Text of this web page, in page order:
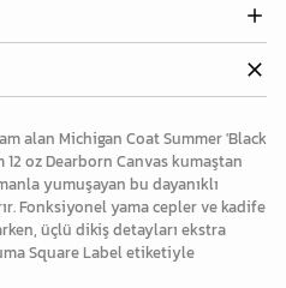
alan Michigan Coat Summer 'Black
12 oz Dearborn Canvas kumaştan
yumuşayan bu dayanıklı
Fonksiyonel yama cepler ve kadife
üçlü dikiş detayları ekstra
Square Label etiketiyle